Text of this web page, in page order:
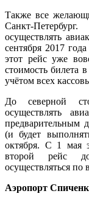
Также все
Санкт-
осуществлять
сентября 2017
этот рейс уже
стоимость билета
учётом всех
До северной
осуществлять
предварительным
(и будет
октября. С 1 мая
второй рейс до
осуществляться по
Аэропорт